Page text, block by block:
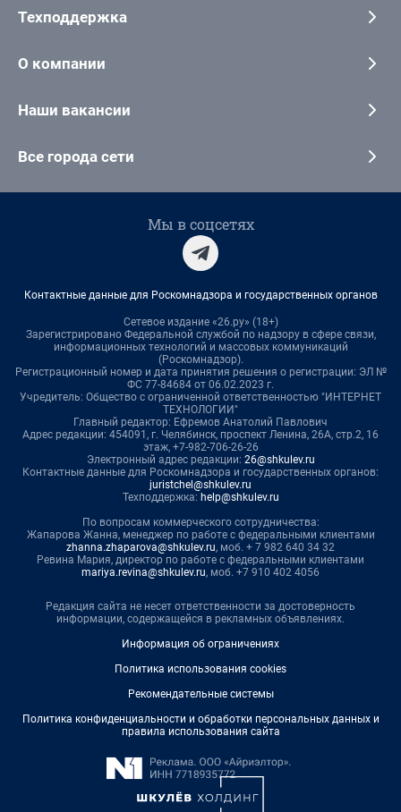
Техподдержка
О компании
Наши вакансии
Все города сети
Мы в соцсетях
Контактные данные для Роскомнадзора и государственных органов
Сетевое издание «26.ру» (18+)
Зарегистрировано Федеральной службой по надзору в сфере связи,
информационных технологий и массовых коммуникаций
(Роскомнадзор).
Регистрационный номер и дата принятия решения о регистрации: ЭЛ №
ФС 77-84684 от 06.02.2023 г.
Учредитель: Общество с ограниченной ответственностью "ИНТЕРНЕТ
ТЕХНОЛОГИИ"
Главный редактор: Ефремов Анатолий Павлович
Адрес редакции: 454091, г. Челябинск, проспект Ленина, 26А, стр.2, 16
этаж, +7-982-706-26-26
Электронный адрес редакции: 26@shkulev.ru
Контактные данные для Роскомнадзора и государственных органов:
juristchel@shkulev.ru
Техподдержка: help@shkulev.ru
По вопросам коммерческого сотрудничества:
Жапарова Жанна, менеджер по работе с федеральными клиентами
zhanna.zhaparova@shkulev.ru, моб. + 7 982 640 34 32
Ревина Мария, директор по работе с федеральными клиентами
mariya.revina@shkulev.ru, моб. +7 910 402 4056
Редакция сайта не несет ответственности за достоверность
информации, содержащейся в рекламных объявлениях.
Информация об ограничениях
Политика использования cookies
Рекомендательные системы
Политика конфиденциальности и обработки персональных данных и
правила использования сайта